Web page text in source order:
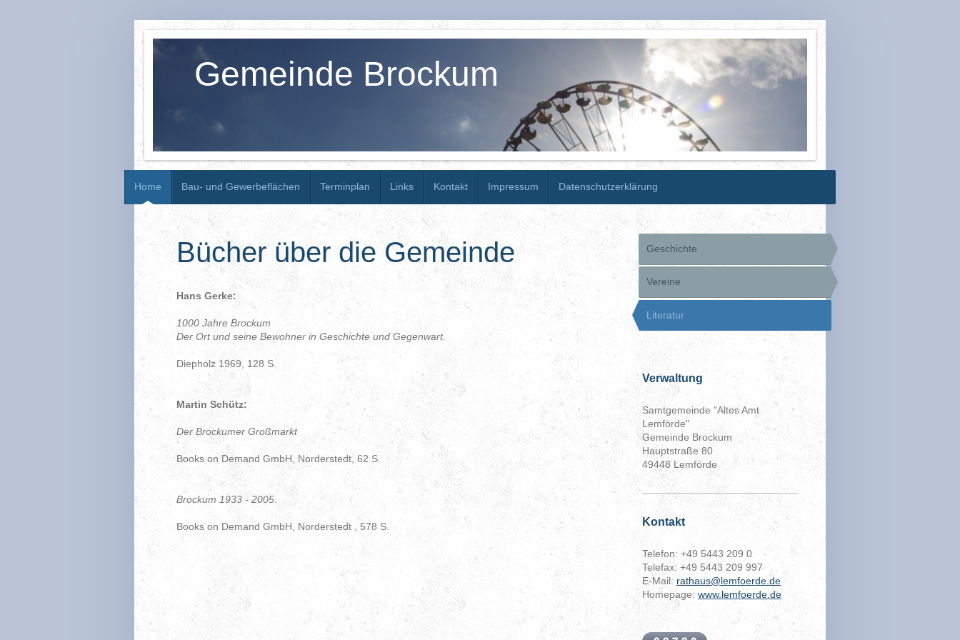
Gemeinde Brockum
Home Bau- und Gewerbeflächen Terminplan Links Kontakt Impressum Datenschutzerklärung
Bücher über die Gemeinde
Hans Gerke:
1000 Jahre Brockum
Der Ort und seine Bewohner in Geschichte und Gegenwart.
Diepholz 1969, 128 S.
Martin Schütz:
Der Brockumer Großmarkt
Books on Demand GmbH, Norderstedt, 62 S.
Brockum 1933 - 2005
Books on Demand GmbH, Norderstedt , 578 S.
Geschichte
Vereine
Literatur
Verwaltung
Samtgemeinde "Altes Amt
Lemförde"
Gemeinde Brockum
Hauptstraße 80
49448 Lemförde
Kontakt
Telefon: +49 5443 209 0
Telefax: +49 5443 209 997
E-Mail: rathaus@lemfoerde.de
Homepage:www.lemfoerde.de